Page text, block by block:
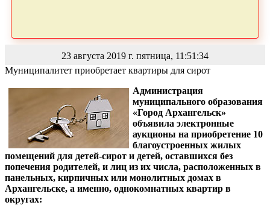
23 августа 2019 г. пятница, 11:51:34
Муниципалитет приобретает квартиры для сирот
Администрация
муниципального образования
«Город Архангельск»
объявила электронные
аукционы на приобретение 10
благоустроенных жилых
помещений для детей-сирот и детей, оставшихся без
попечения родителей, и лиц из их числа, расположенных в
панельных, кирпичных или монолитных домах в
Архангельске, а именно, однокомнатных квартир в
округах: